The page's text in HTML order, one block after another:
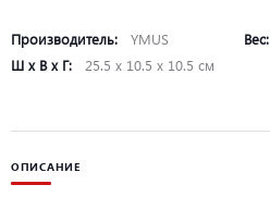
Производитель: YMUS Вес:
Ш х В х Г:
25.5 х 10.5 х 10.5 см
ОПИСАНИЕ